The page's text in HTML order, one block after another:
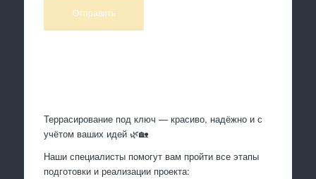
Террасирование под ключ — красиво, надёжно и с
учётом ваших идей 🌿🏡
Наши специалисты помогут вам пройти все этапы
подготовки и реализации проекта: